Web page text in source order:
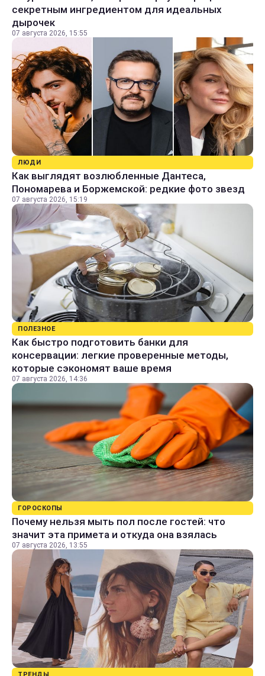
секретным ингредиентом для идеальных
дырочек
07 августа 2026, 15:55
ЛЮДИ
Как выглядят возлюбленные Дантеса,
Пономарева и Боржемской: редкие фото звезд
07 августа 2026, 15:19
ПОЛЕЗНОЕ
Как быстро подготовить банки для
консервации: легкие проверенные методы,
которые сэкономят ваше время
07 августа 2026, 14:36
ГОРОСКОПЫ
Почему нельзя мыть пол после гостей: что
значит эта примета и откуда она взялась
07 августа 2026, 13:55